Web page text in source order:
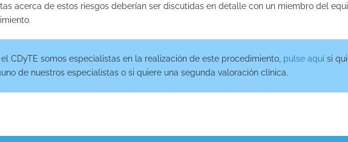
acerca de estos riesgos deberían ser discutidas en detalle con un miembro del
el CDyTE somos especialistas en la realización de este procedimiento, pulse aquí si
de nuestros especialistas o si quiere una segunda valoración clínica.